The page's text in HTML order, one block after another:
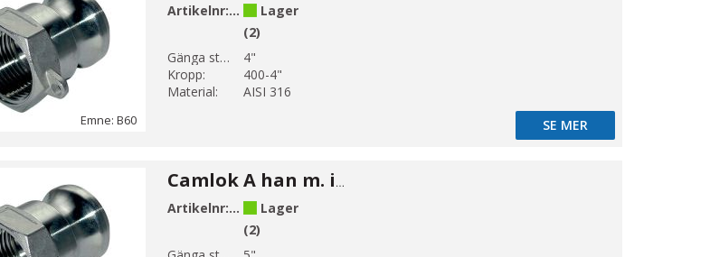
Emne: B60
Artikelnr:B60-12Lager
(2)
Gänga storlek 1:
4"
Kropp:
400-4"
Material:
AISI 316
SE MER
Camlok A han m. inv 5"
Artikelnr:B60-13Lager
(2)